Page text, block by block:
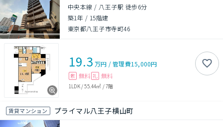
中央本線 / 八王子駅 徒歩6分
築1年 / 15階建
東京都八王子市寺町46
19.3 万円 /管理費15,000円
敷 無料 礼 無料
1LDK/55.44㎡ /7階
賃貸マンション プライマル八王子横山町